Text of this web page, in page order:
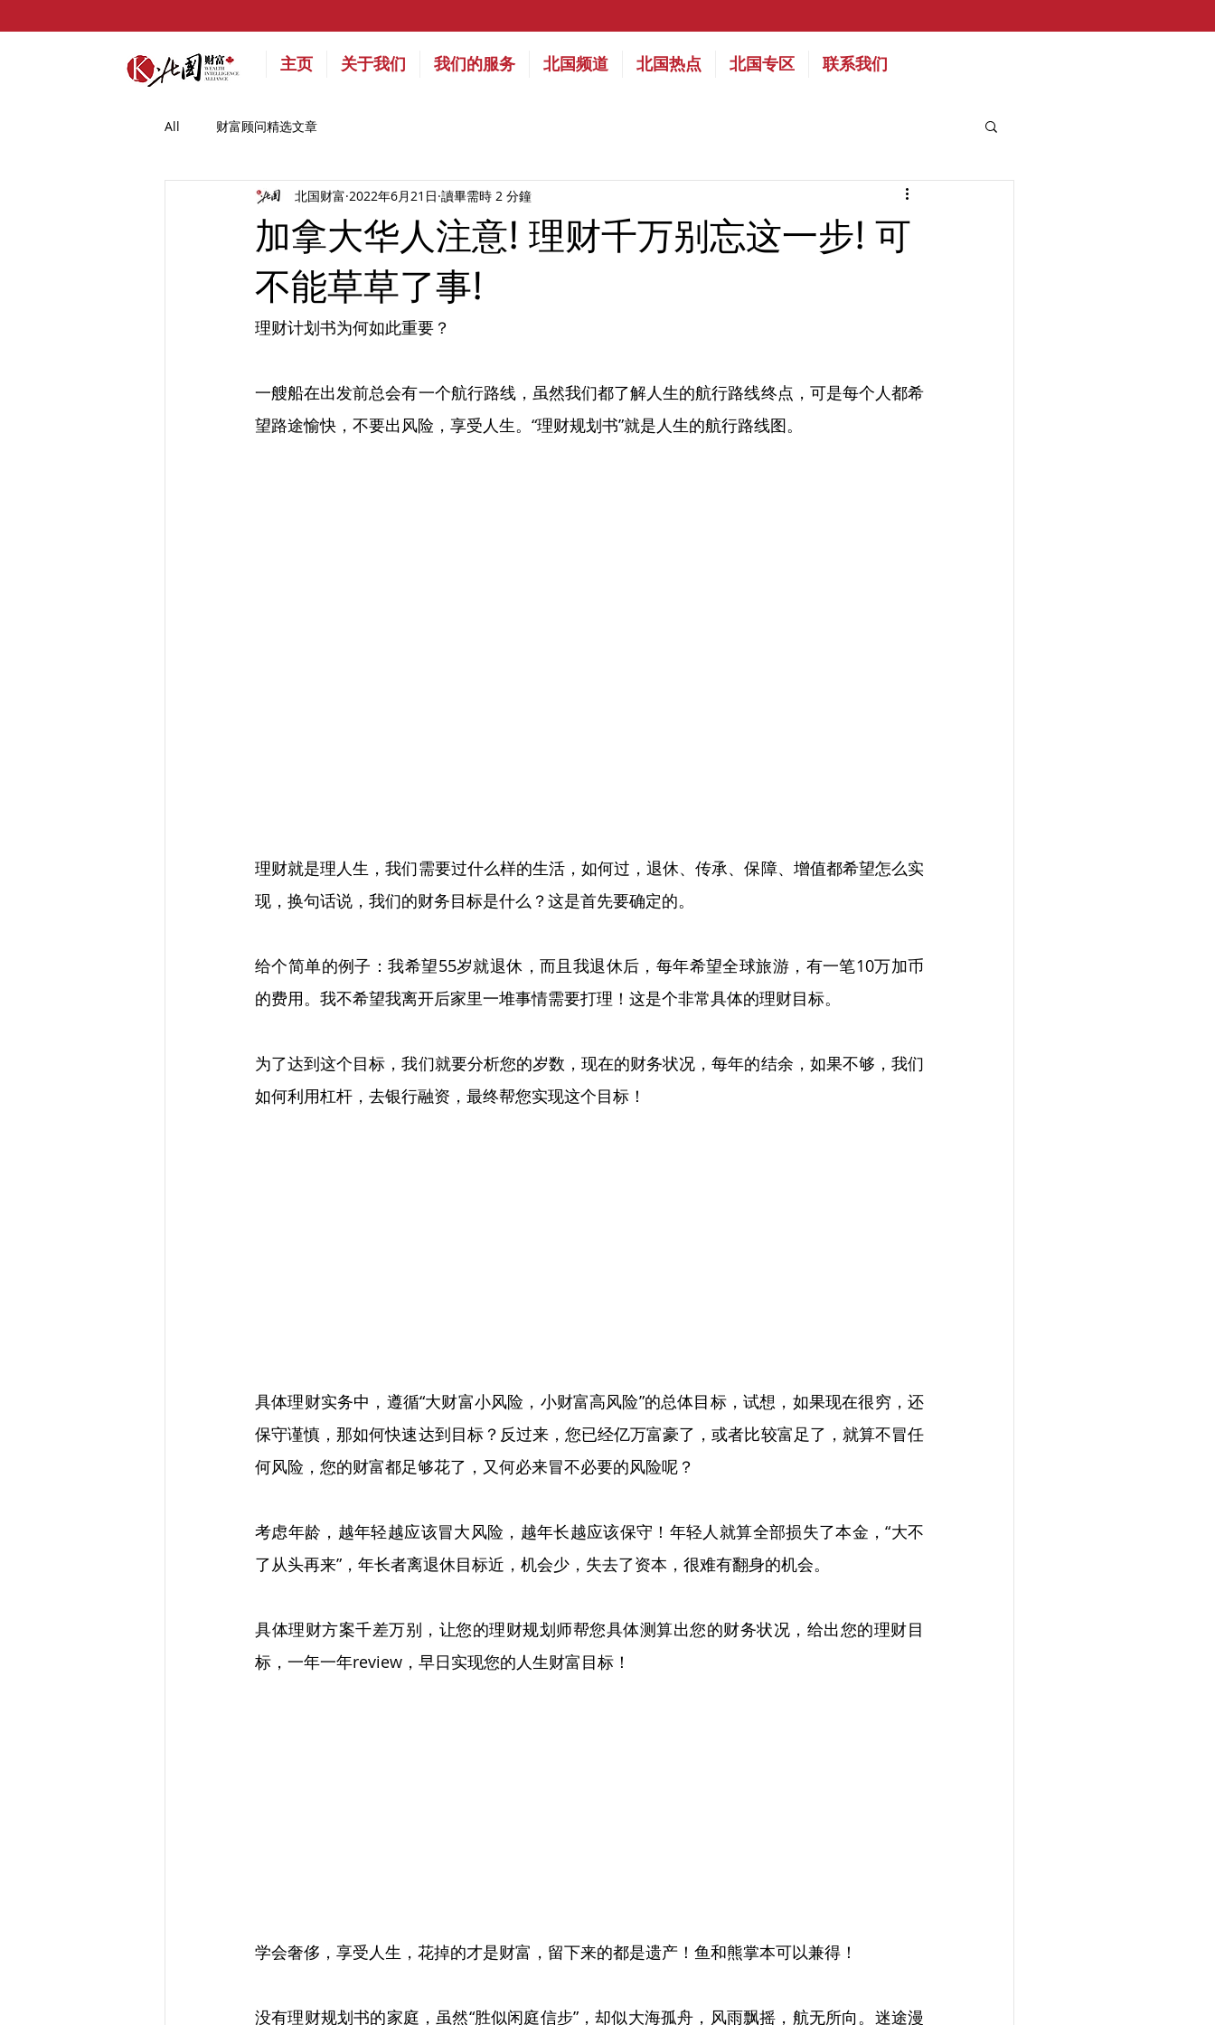
主页 关于我们 我们的服务 北国频道 北国热点 北国专区 联系我们
All 财富顾问精选文章
加拿大华人注意! 理财千万别忘这一步! 可
不能草草了事!
北国财富 2022年6月21日 讀畢需時 2 分鐘
理财计划书为何如此重要？
一艘船在出发前总会有一个航行路线，虽然我们都了解人生的航行路线终点，可是每个人都希
望路途愉快，不要出风险，享受人生。“理财规划书”就是人生的航行路线图。
理财就是理人生，我们需要过什么样的生活，如何过，退休、传承、保障、增值都希望怎么实
现，换句话说，我们的财务目标是什么？这是首先要确定的。
给个简单的例子：我希望55岁就退休，而且我退休后，每年希望全球旅游，有一笔10万加币
的费用。我不希望我离开后家里一堆事情需要打理！这是个非常具体的理财目标。
为了达到这个目标，我们就要分析您的岁数，现在的财务状况，每年的结余，如果不够，我们
如何利用杠杆，去银行融资，最终帮您实现这个目标！
具体理财实务中，遵循“大财富小风险，小财富高风险”的总体目标，试想，如果现在很穷，还
保守谨慎，那如何快速达到目标？反过来，您已经亿万富豪了，或者比较富足了，就算不冒任
何风险，您的财富都足够花了，又何必来冒不必要的风险呢？
考虑年龄，越年轻越应该冒大风险，越年长越应该保守！年轻人就算全部损失了本金，“大不
了从头再来”，年长者离退休目标近，机会少，失去了资本，很难有翻身的机会。
具体理财方案千差万别，让您的理财规划师帮您具体测算出您的财务状况，给出您的理财目
标，一年一年review，早日实现您的人生财富目标！
学会奢侈，享受人生，花掉的才是财富，留下来的都是遗产！鱼和熊掌本可以兼得！
没有理财规划书的家庭，虽然“胜似闲庭信步”，却似大海孤舟，风雨飘摇，航无所向。迷途漫